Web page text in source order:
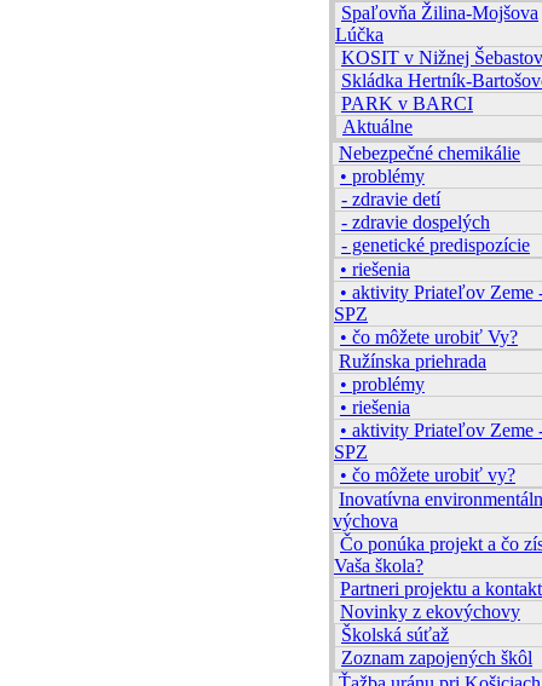
Spaľovňa Žilina-Mojšova
Lúčka
KOSIT v Nižnej
Skládka Hertník-
PARK v BARCI
Aktuálne
Nebezpečné chemikálie
• problémy
- zdravie detí
- zdravie dospelých
- genetické predispozície
• riešenia
• aktivity Priateľov Zeme
SPZ
• čo môžete urobiť Vy?
Ružínska priehrada
• problémy
• riešenia
• aktivity Priateľov Zeme
SPZ
• čo môžete urobiť vy?
Inovatívna
výchova
Čo ponúka projekt a čo
Vaša škola?
Partneri projektu a kontakt
Novinky z ekovýchovy
Školská súťaž
Zoznam zapojených škôl